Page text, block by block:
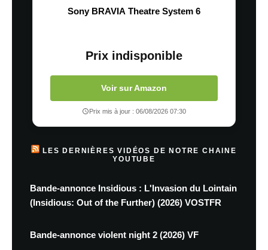
Sony BRAVIA Theatre System 6
Prix indisponible
Voir sur Amazon
Prix mis à jour : 06/08/2026 07:30
LES DERNIÈRES VIDÉOS DE NOTRE CHAINE
YOUTUBE
Bande-annonce Insidious : L'Invasion du Lointain
(Insidious: Out of the Further) (2026) VOSTFR
Bande-annonce violent night 2 (2026) VF